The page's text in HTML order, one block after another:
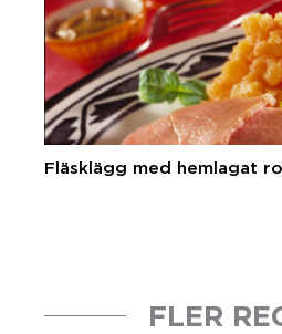
Fläsklägg med hemlagat
FLER